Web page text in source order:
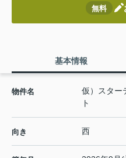
無料
基本情報
物件名
仮）スター
ト
向き 西